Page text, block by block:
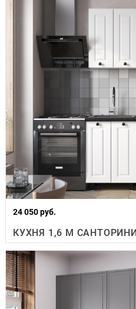
24 050 руб.
КУХНЯ 1,6 М САНТОРИНИ